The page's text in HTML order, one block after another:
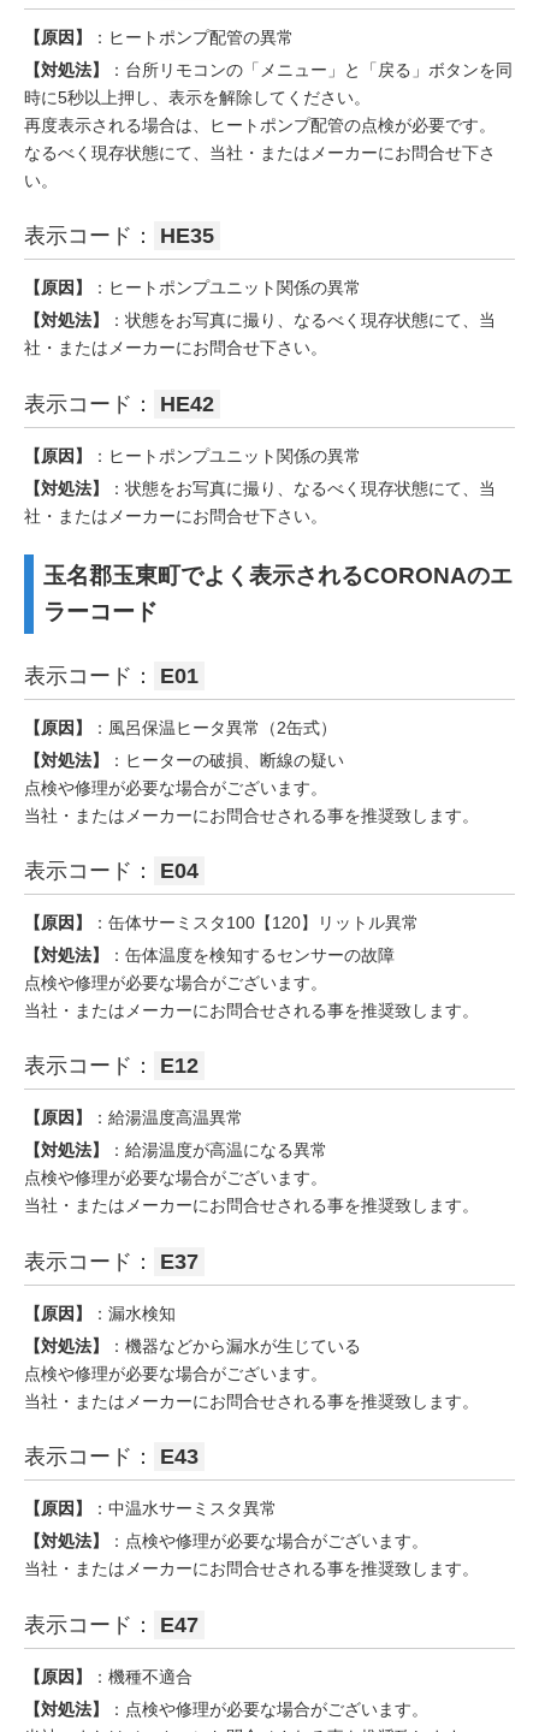
【原因】
：ヒートポンプ配管の異常
【対処法】
：台所リモコンの「メニュー」と「戻る」ボタンを同
時に5秒以上押し、表示を解除してください。
再度表示される場合は、ヒートポンプ配管の点検が必要です。
なるべく現存状態にて、当社・またはメーカーにお問合せ下さ
い。
表示コード： HE35
【原因】
：ヒートポンプユニット関係の異常
【対処法】
：状態をお写真に撮り、なるべく現存状態にて、当
社・またはメーカーにお問合せ下さい。
表示コード： HE42
【原因】
：ヒートポンプユニット関係の異常
【対処法】
：状態をお写真に撮り、なるべく現存状態にて、当
社・またはメーカーにお問合せ下さい。
玉名郡玉東町でよく表示されるCORONAのエ
ラーコード
表示コード： E01
【原因】
：風呂保温ヒータ異常（2缶式）
【対処法】
：ヒーターの破損、断線の疑い
点検や修理が必要な場合がございます。
当社・またはメーカーにお問合せされる事を推奨致します。
表示コード： E04
【原因】
：缶体サーミスタ100【120】リットル異常
【対処法】
：缶体温度を検知するセンサーの故障
点検や修理が必要な場合がございます。
当社・またはメーカーにお問合せされる事を推奨致します。
表示コード： E12
【原因】
：給湯温度高温異常
【対処法】
：給湯温度が高温になる異常
点検や修理が必要な場合がございます。
当社・またはメーカーにお問合せされる事を推奨致します。
表示コード： E37
【原因】
：漏水検知
【対処法】
：機器などから漏水が生じている
点検や修理が必要な場合がございます。
当社・またはメーカーにお問合せされる事を推奨致します。
表示コード： E43
【原因】
：中温水サーミスタ異常
【対処法】
：点検や修理が必要な場合がございます。
当社・またはメーカーにお問合せされる事を推奨致します。
表示コード： E47
【原因】
：機種不適合
【対処法】
：点検や修理が必要な場合がございます。